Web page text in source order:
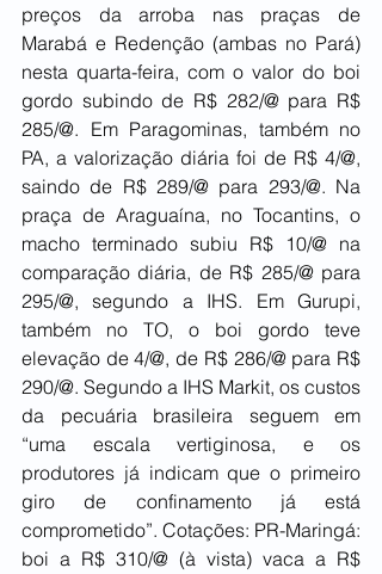
preços da arroba nas praças de
Marabá e Redenção (ambas no Pará)
nesta quarta-feira, com o valor do boi
gordo subindo de R$ 282/@ para R$
285/@. Em Paragominas, também no
PA, a valorização diária foi de R$ 4/@,
saindo de R$ 289/@ para 293/@. Na
praça de Araguaína, no Tocantins, o
macho terminado subiu R$ 10/@ na
comparação diária, de R$ 285/@ para
295/@, segundo a IHS. Em Gurupi,
também no TO, o boi gordo teve
elevação de 4/@, de R$ 286/@ para R$
290/@. Segundo a IHS Markit, os custos
da pecuária brasileira seguem em
“uma escala vertiginosa, e os
produtores já indicam que o primeiro
giro de confinamento já está
comprometido”. Cotações: PR-Maringá:
boi a R$ 310/@ (à vista) vaca a R$